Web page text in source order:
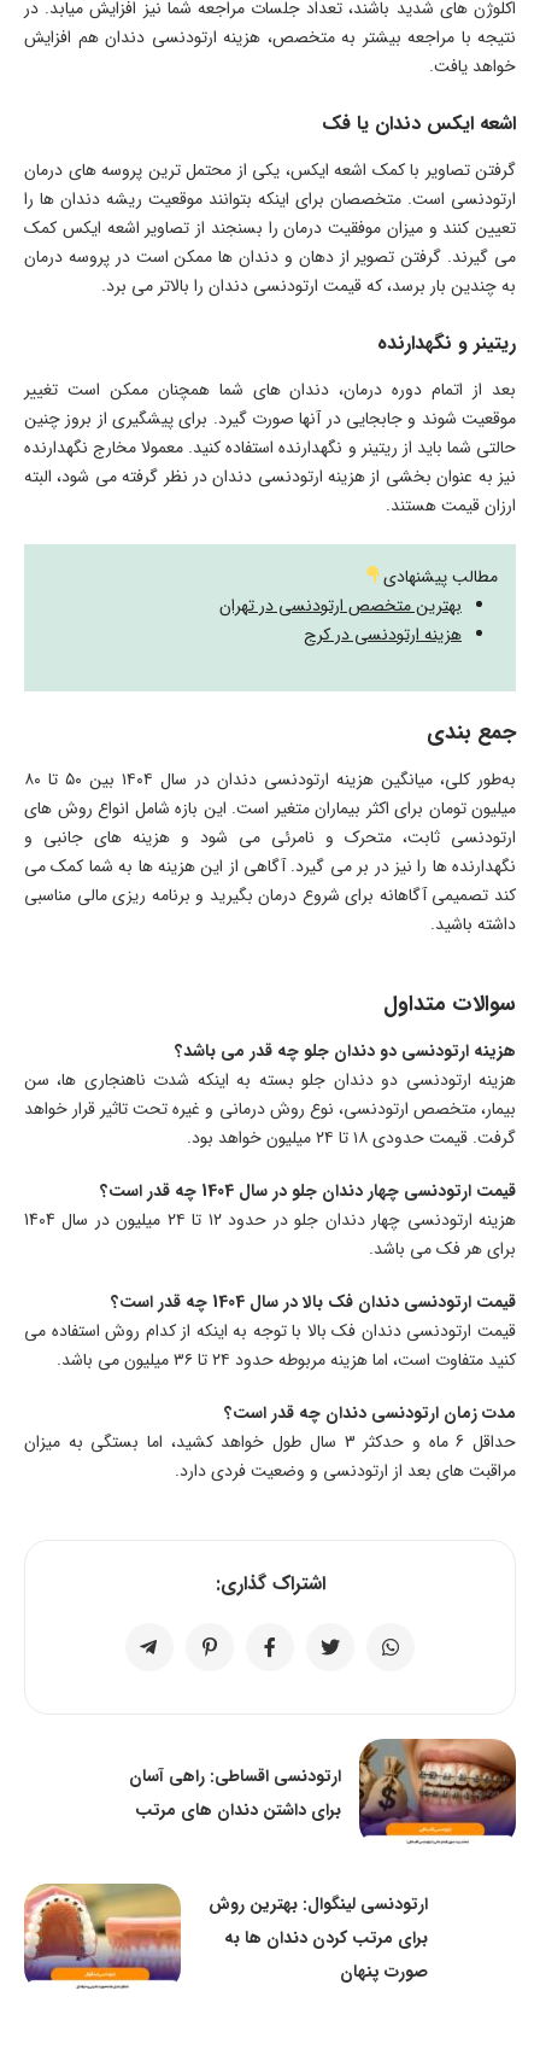
اکلوژن های شدید باشند، تعداد جلسات مراجعه شما نیز افزایش میابد. در
نتیجه با مراجعه بیشتر به متخصص، هزینه ارتودنسی دندان هم افزایش
خواهد یافت.
اشعه ایکس دندان یا فک
گرفتن تصاویر با کمک اشعه ایکس، یکی از محتمل ترین پروسه های درمان
ارتودنسی است. متخصصان برای اینکه بتوانند موقعیت ریشه دندان ها را
تعیین کنند و میزان موفقیت درمان را بسنجند از تصاویر اشعه ایکس کمک
می گیرند. گرفتن تصویر از دهان و دندان ها ممکن است در پروسه درمان
به چندین بار برسد، که قیمت ارتودنسی دندان را بالاتر می برد.
ریتینر و نگهدارنده
بعد از اتمام دوره درمان، دندان های شما همچنان ممکن است تغییر
موقعیت شوند و جابجایی در آنها صورت گیرد. برای پیشگیری از بروز چنین
حالتی شما باید از ریتینر و نگهدارنده استفاده کنید. معمولا مخارج نگهدارنده
نیز به عنوان بخشی از هزینه ارتودنسی دندان در نظر گرفته می شود، البته
ارزان قیمت هستند.
مطالب پیشنهادی
بهترین متخصص ارتودنسی در تهران
هزینه ارتودنسی در کرج
جمع بندی
به‌طور کلی، میانگین هزینه ارتودنسی دندان در سال ۱۴۰۴ بین ۵۰ تا ۸۰
میلیون تومان برای اکثر بیماران متغیر است. این بازه شامل انواع روش های
ارتودنسی ثابت، متحرک و نامرئی می شود و هزینه های جانبی و
نگهدارنده ها را نیز در بر می گیرد. آگاهی از این هزینه ها به شما کمک می
کند تصمیمی آگاهانه برای شروع درمان بگیرید و برنامه ریزی مالی مناسبی
داشته باشید.
سوالات متداول
هزینه ارتودنسی دو دندان جلو چه قدر می باشد؟
هزینه ارتودنسی دو دندان جلو بسته به اینکه شدت ناهنجاری ها، سن
بیمار، متخصص ارتودنسی، نوع روش درمانی و غیره تحت تاثیر قرار خواهد
گرفت. قیمت حدودی ۱۸ تا ۲۴ میلیون خواهد بود.
قیمت ارتودنسی چهار دندان جلو در سال 1404 چه قدر است؟
هزینه ارتودنسی چهار دندان جلو در حدود ۱۲ تا ۲۴ میلیون در سال 1404
برای هر فک می باشد.
قیمت ارتودنسی دندان فک بالا در سال 1404 چه قدر است؟
قیمت ارتودنسی دندان فک بالا با توجه به اینکه از کدام روش استفاده می
کنید متفاوت است، اما هزینه مربوطه حدود ۲۴ تا ۳۶ میلیون می باشد.
مدت زمان ارتودنسی دندان چه قدر است؟
حداقل 6 ماه و حدکثر 3 سال طول خواهد کشید، اما بستگی به میزان
مراقبت های بعد از ارتودنسی و وضعیت فردی دارد.
اشتراک گذاری:
ارتودنسی اقساطی: راهی آسان
برای داشتن دندان های مرتب
ارتودنسی لینگوال: بهترین روش
برای مرتب کردن دندان ها به
صورت پنهان